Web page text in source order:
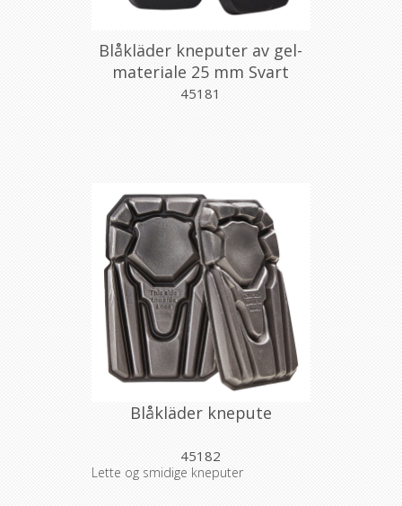
Blåkläder kneputer av gel-
materiale 25 mm Svart
45181
Blåkläder knepute
45182
Lette og smidige kneputer